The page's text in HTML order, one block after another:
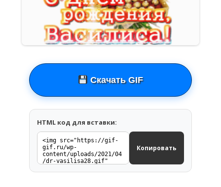
Скачать GIF
HTML код для вставки:
Копировать